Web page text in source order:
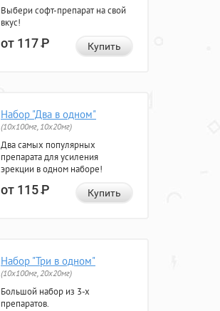
Выбери софт-препарат на свой
вкус!
от 117Р Купить
Набор "Два в одном"
(10x100мг, 10x20мг)
Два самых популярных
препарата для усиления
эрекции в одном наборе!
от 115Р Купить
Набор "Три в одном"
(10x100мг, 20x20мг)
Большой набор из 3-х
препаратов.